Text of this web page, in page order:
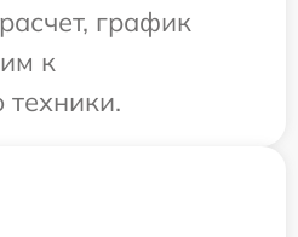
график
к
техники.